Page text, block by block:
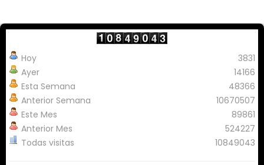
Hoy
Ayer
Esta Semana
Anterior Semana
Este Mes
Anterior Mes
Todas visitas
3831
14166
48366
10670507
89861
524227
10849043